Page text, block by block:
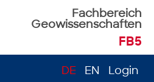
Fachbereich
Geowissenschaften
FB5
DE EN Login